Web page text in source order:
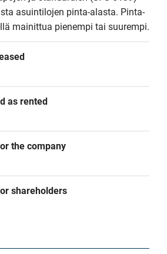
asuintilojen pinta-alasta. Pinta-
mainittua pienempi tai suurempi.
as rented
the company
shareholders